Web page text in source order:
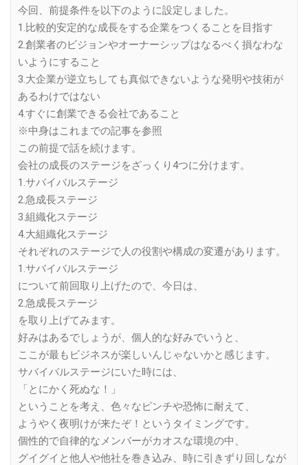
今回、前提条件を以下のように設定しました。
1.比較的安定的な成長をする企業をつくることを目指す
2.創業者のビジョンやオーナーシップはなるべく損なわな
いようにすること
3.大企業が逆立ちしても真似できないような発明や技術が
あるわけではない
4.すぐに創業できる会社であること
※中身はこれまでの記事を参照
この前提で話を続けます。
会社の成長のステージをざっくり4つに分けます。
1.サバイバルステージ
2.急成長ステージ
3.組織化ステージ
4.大組織化ステージ
それぞれのステージで人の役割や構成の変遷があります。
1.サバイバルステージ
について前回取り上げたので、今日は、
2.急成長ステージ
を取り上げてみます。
好みはあるでしょうが、個人的な好みでいうと、
ここが最もビジネスが楽しいんじゃないかと感じます。
サバイバルステージにいた時には、
「とにかく死ぬな！」
ということを考え、色々なピンチや恐怖に耐えて、
ようやく夜明けが来たぞ！というタイミングです。
個性的で自律的なメンバーがカオスな環境の中、
グイグイと他人や他社を巻き込み、時に引きずり回しなが